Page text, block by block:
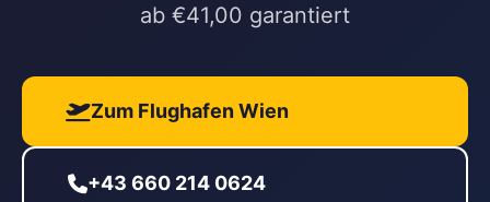
ab €41,00 garantiert
Zum Flughafen Wien
+43 660 214 0624